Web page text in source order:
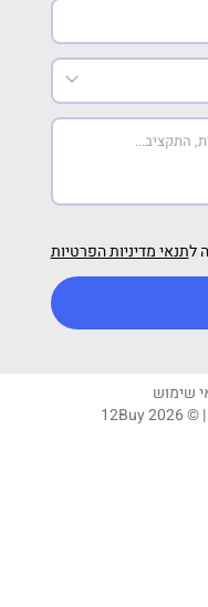
תנאי מדיניות הפרטיות
12Buy 2026